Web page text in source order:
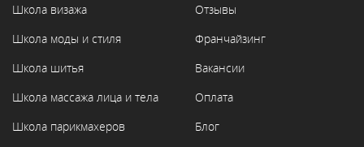
Школа визажа
Школа моды и стиля
Школа шитья
Школа массажа лица и тела
Школа парикмахеров
Отзывы
Франчайзинг
Вакансии
Оплата
Блог